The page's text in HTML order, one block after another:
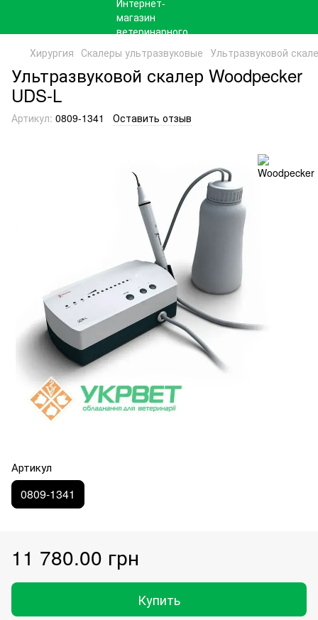
Хирургия Скалеры ультразвуковые Ультразвуковой
Ультразвуковой скалер Woodpecker
UDS-L
Артикул: 0809-1341 Оставить отзыв
Артикул
0809-1341
11 780.00 грн
Купить